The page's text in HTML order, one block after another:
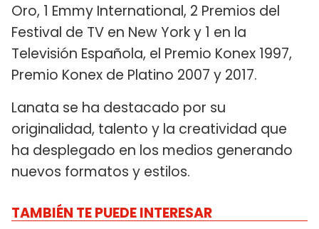
Oro, 1 Emmy International, 2 Premios del
Festival de TV en New York y 1 en la
Televisión Española, el Premio Konex 1997,
Premio Konex de Platino 2007 y 2017.
Lanata se ha destacado por su
originalidad, talento y la creatividad que
ha desplegado en los medios generando
nuevos formatos y estilos.
TAMBIÉN TE PUEDE INTERESAR